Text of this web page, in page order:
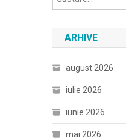
ARHIVE
august 2026
iulie 2026
iunie 2026
mai 2026